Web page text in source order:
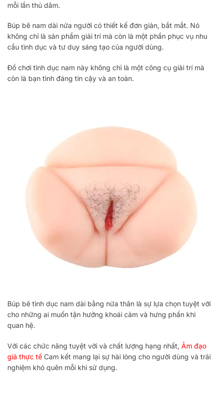
mỗi lần thủ dâm.
Búp bê nam dài nửa người có thiết kế đơn giản, bắt mắt. Nó
không chỉ là sản phẩm giải trí mà còn là một phần phục vụ nhu
cầu tình dục và tư duy sáng tạo của người dùng.
Đồ chơi tình dục nam này không chỉ là một công cụ giải trí mà
còn là bạn tình đáng tin cậy và an toàn.
Búp bê tình dục nam dài bằng nửa thân là sự lựa chọn tuyệt vời
cho những ai muốn tận hưởng khoái cảm và hưng phấn khi
quan hệ.
Với các chức năng tuyệt vời và chất lượng hạng nhất, Âm đạo
giả thực tế Cam kết mang lại sự hài lòng cho người dùng và trải
nghiệm khó quên mỗi khi sử dụng.